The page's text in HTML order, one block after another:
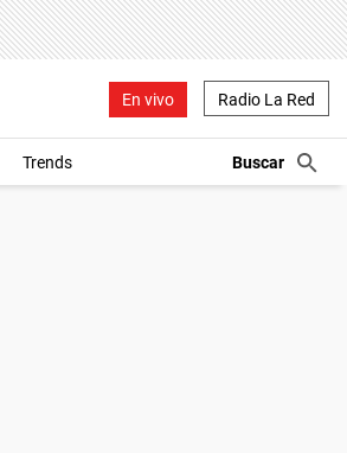
En vivo Radio La Red
Trends